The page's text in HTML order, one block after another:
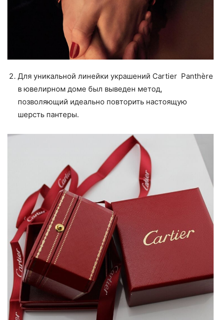
Для уникальной линейки украшений Cartier Panthère
в ювелирном доме был выведен метод,
позволяющий идеально повторить настоящую
шерсть пантеры.